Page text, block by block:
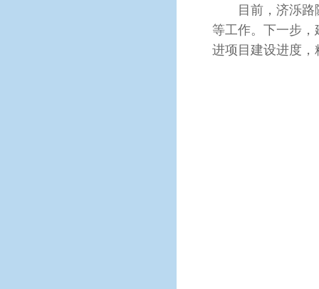
目前，济泺路隧
等工作。下一步
进项目建设进度